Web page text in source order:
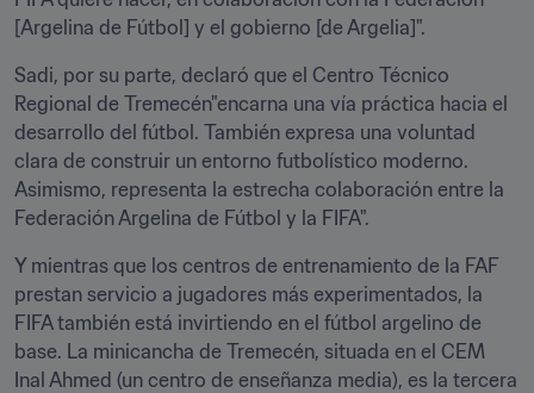
[Argelina de Fútbol] y el gobierno [de Argelia]".
Sadi, por su parte, declaró que el Centro Técnico
Regional de Tremecén"encarna una vía práctica hacia el
desarrollo del fútbol. También expresa una voluntad
clara de construir un entorno futbolístico moderno.
Asimismo, representa la estrecha colaboración entre la
Federación Argelina de Fútbol y la FIFA".
Y mientras que los centros de entrenamiento de la FAF
prestan servicio a jugadores más experimentados, la
FIFA también está invirtiendo en el fútbol argelino de
base. La minicancha de Tremecén, situada en el CEM
Inal Ahmed (un centro de enseñanza media), es la tercera